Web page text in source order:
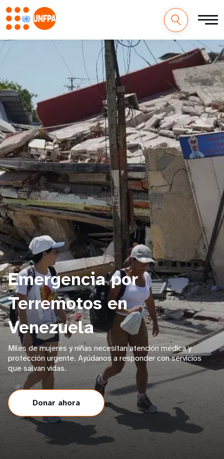
Emergencia por
Terremotos en
Venezuela
Miles de mujeres y niñas necesitan atención médica y
protección urgente. Ayúdanos a responder con servicios
que salvan vidas.
Donar ahora